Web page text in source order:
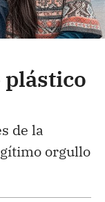
plástico
de la
orgullo